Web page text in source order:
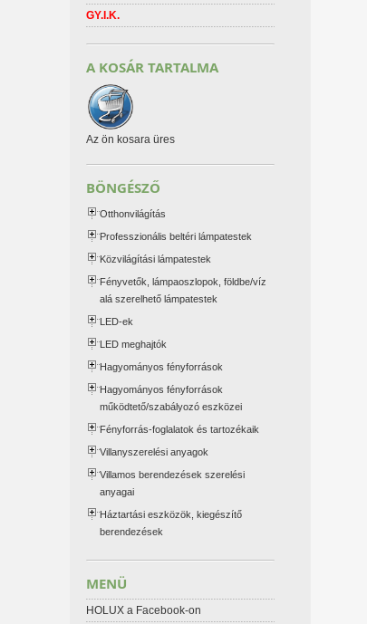
GY.I.K.
A KOSÁR TARTALMA
Az ön kosara üres
BÖNGÉSZŐ
Otthonvilágítás
Professzionális beltéri lámpatestek
Közvilágítási lámpatestek
Fényvetők, lámpaoszlopok, földbe/víz
alá szerelhető lámpatestek
LED-ek
LED meghajtók
Hagyományos fényforrások
Hagyományos fényforrások
működtető/szabályozó eszközei
Fényforrás-foglalatok és tartozékaik
Villanyszerelési anyagok
Villamos berendezések szerelési
anyagai
Háztartási eszközök, kiegészítő
berendezések
MENÜ
HOLUX a Facebook-on